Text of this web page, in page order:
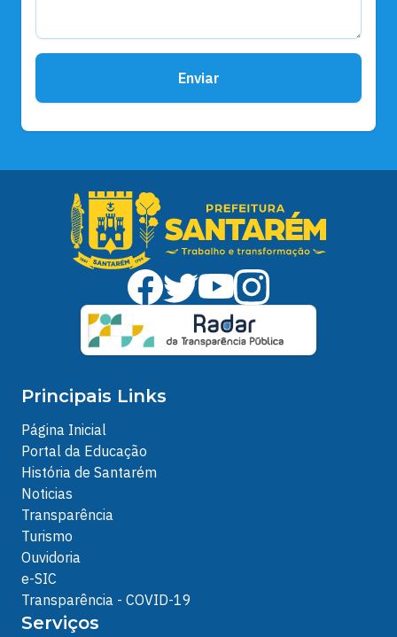
Enviar
Principais Links
Página Inicial
Portal da Educação
História de Santarém
Noticias
Transparência
Turismo
Ouvidoria
e-SIC
Transparência - COVID-19
Serviços